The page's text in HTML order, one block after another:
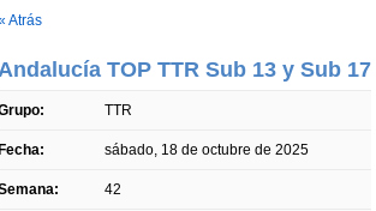
Atrás
TOP TTR Sub 13 y Sub 17
TTR
Fecha: sábado, 18 de octubre de 2025
42